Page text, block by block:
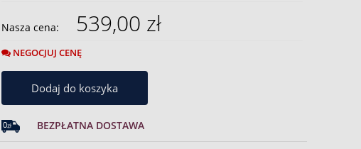
Nasza cena: 539,00 zł
NEGOCJUJ CENĘ
Dodaj do koszyka
BEZPŁATNA DOSTAWA